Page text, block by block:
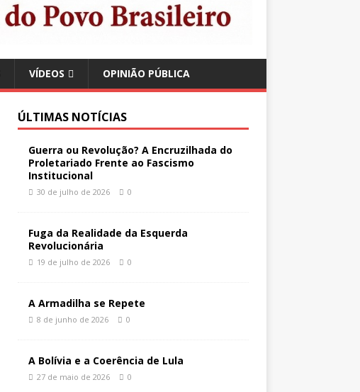
VÍDEOS OPINIÃO PÚBLICA
ÚLTIMAS NOTÍCIAS
Guerra ou Revolução? A Encruzilhada do
Proletariado Frente ao Fascismo
Institucional
30 de julho de 2026 0
Fuga da Realidade da Esquerda
Revolucionária
19 de julho de 2026 0
A Armadilha se Repete
8 de junho de 2026 0
A Bolívia e a Coerência de Lula
27 de maio de 2026 0